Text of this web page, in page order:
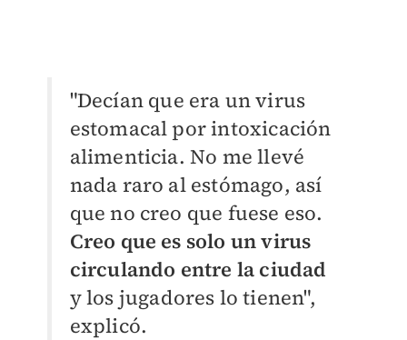
"Decían que era un virus
estomacal por intoxicación
alimenticia. No me llevé
nada raro al estómago, así
que no creo que fuese eso.
Creo que es solo un virus
circulando entre la ciudad
y los jugadores lo tienen",
explicó.